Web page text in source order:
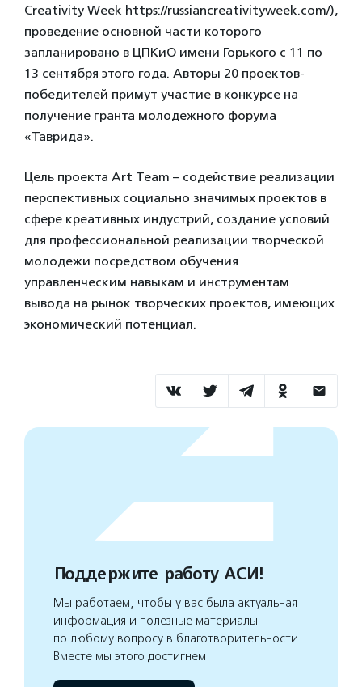
Creativity Week https://russiancreativityweek.com/),
проведение основной части которого
запланировано в ЦПКиО имени Горького с 11 по
13 сентября этого года. Авторы 20 проектов-
победителей примут участие в конкурсе на
получение гранта молодежного форума
«Таврида».
Цель проекта Art Team – содействие реализации
перспективных социально значимых проектов в
сфере креативных индустрий, создание условий
для профессиональной реализации творческой
молодежи посредством обучения
управленческим навыкам и инструментам
вывода на рынок творческих проектов, имеющих
экономический потенциал.
Поддержите работу АСИ!
Мы работаем, чтобы у вас была актуальная
информация и полезные материалы
по любому вопросу в благотворительности.
Вместе мы этого достигнем